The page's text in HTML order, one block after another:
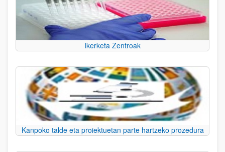
Ikerketa Zentroak
Kanpoko talde eta proiektuetan parte hartzeko prozedura